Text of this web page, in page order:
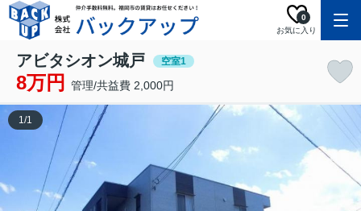
お気に入り
0
アビタシオン城戸 空室1
8万円 管理/共益費 2,000円
1/1